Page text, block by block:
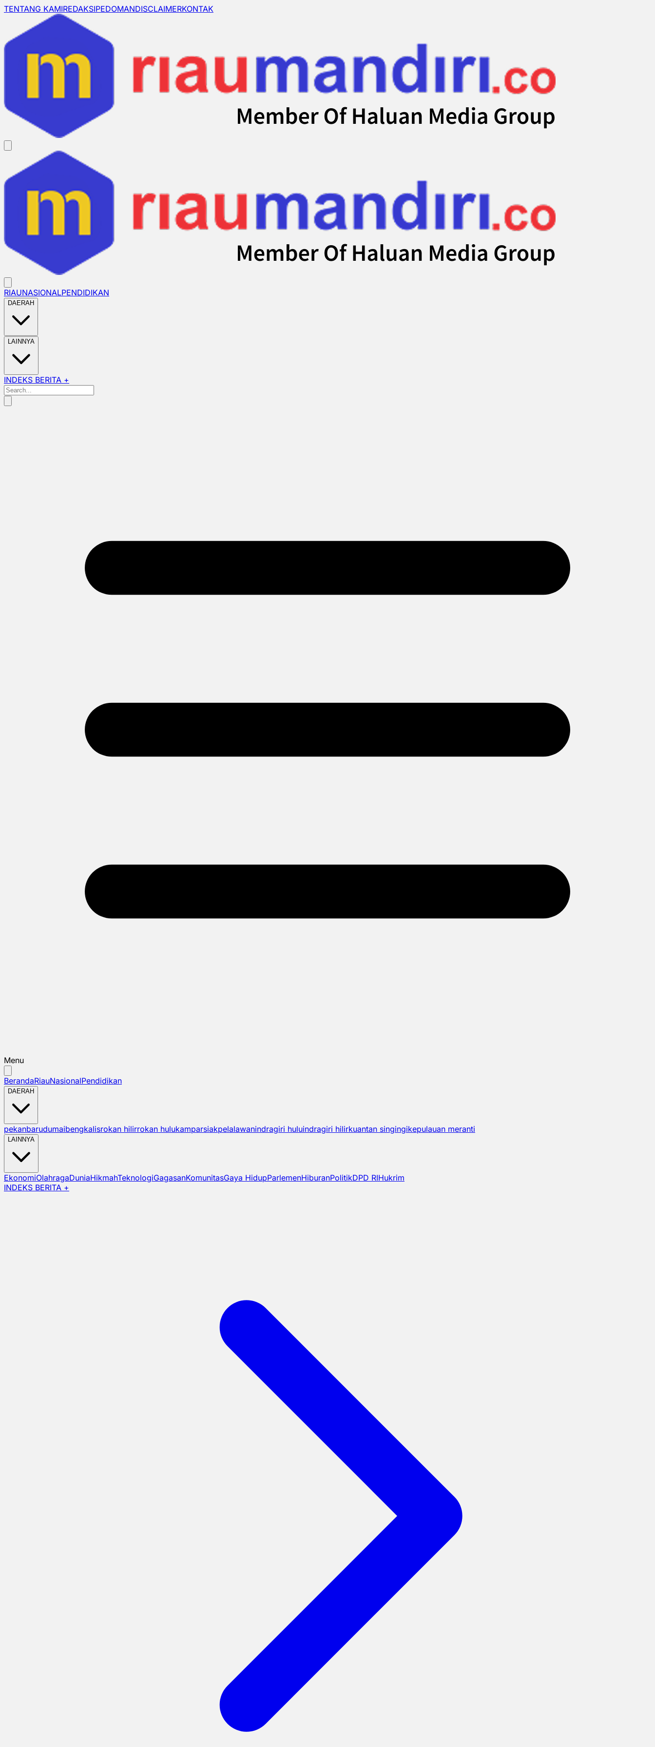
TENTANG KAMIREDAKSIPEDOMANDISCLAIMERKONTAK
RIAUNASIONALPENDIDIKAN
DAERAH
LAINNYA
INDEKS BERITA +
Menu
BerandaRiauNasionalPendidikan
DAERAH
pekanbarudumaibengkalisrokan hilirrokan hulukamparsiakpelalawanindragiri huluindragiri hilirkuantan singingikepulauan meranti
LAINNYA
EkonomiOlahragaDuniaHikmahTeknologiGagasanKomunitasGaya HidupParlemenHiburanPolitikDPD RIHukrim
INDEKS BERITA +